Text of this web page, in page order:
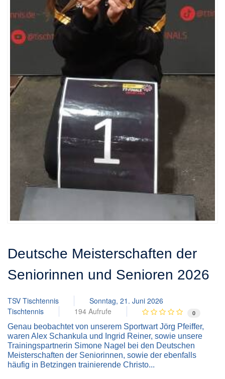
Deutsche Meisterschaften der
Seniorinnen und Senioren 2026
TSV Tischtennis
Sonntag, 21. Juni 2026
Tischtennis
194 Aufrufe 0
Genau beobachtet von unserem Sportwart Jörg Pfeiffer,
waren Alex Schankula und Ingrid Reiner, sowie unsere
Trainingspartnerin Simone Nagel bei den Deutschen
Meisterschaften der Seniorinnen, sowie der ebenfalls
häufig in Betzingen trainierende Christo...